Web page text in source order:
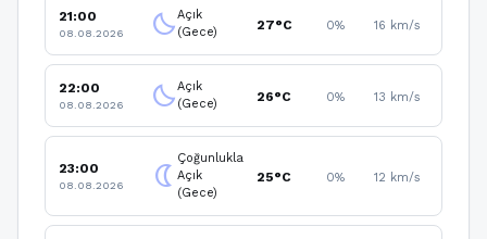
21:00
08.08.2026 clear_nightAçık
(Gece)
27°C 0% 16 km/s
22:00
08.08.2026 clear_nightAçık
(Gece)
26°C 0% 13 km/s
23:00
08.08.2026 nightlight
Çoğunlukla
Açık
(Gece)
25°C 0% 12 km/s